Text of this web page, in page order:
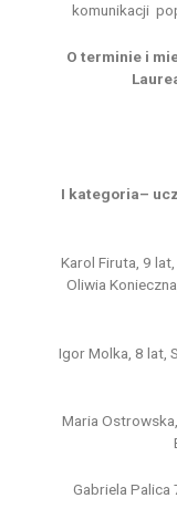
komunikacji
O terminie i
I kategoria–
Karol Firuta, 9
Oliwia
Igor Molka, 8 lat,
Maria
Gabriela Palica